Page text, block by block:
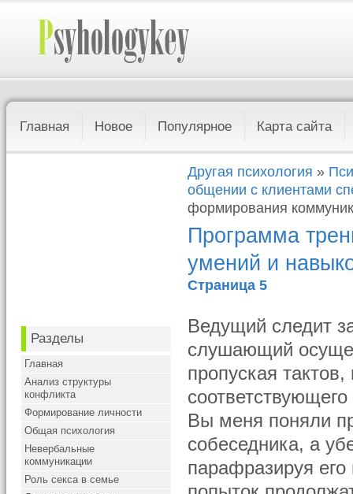
Главная Новое Популярное Карта сайта
Разделы
Главная
Анализ структуры
конфликта
Формирование личности
Общая психология
Невербальные
коммуникации
Роль секса в семье
Другая психология »
общении с клиентами
формирования
Программа
умений и
Страница 5
Ведущий следит
слушающий
пропуская
Вы меня поняли
собеседника, а
парафразируя